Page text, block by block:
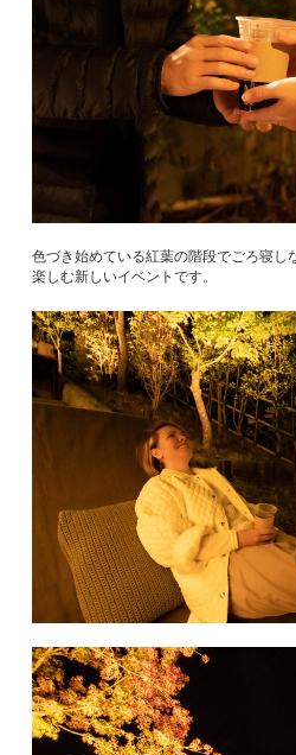
色づき始めている紅葉の階段でごろ寝し
楽しむ新しいイベントです。